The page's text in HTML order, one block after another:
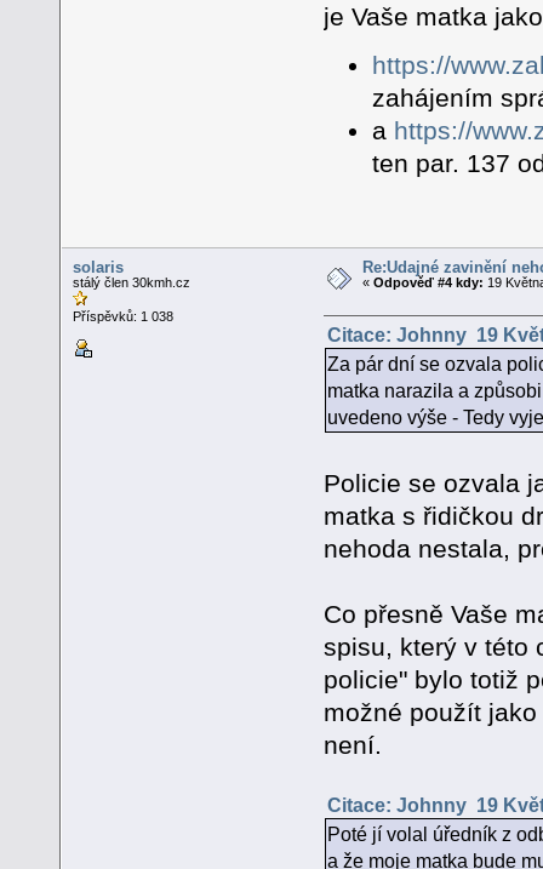
je Vaše matka
https://
zahájením
a https://
ten par. 137
solaris
stálý člen 30kmh.cz
Příspěvků: 1 038
Re:Údajné zavinění
«Odpověď #4 kdy: 19
Citace: Johnny 19
Za pár dní se ozvala
matka narazila a
uvedeno výše - Tedy
Policie se ozvala
matka s řidičkou
nehoda nestala,
Co přesně Vaše
spisu, který v této
policie" bylo totiž
možné použít
není.
Citace: Johnny 19
Poté jí volal úředník z
a že moje matka bude